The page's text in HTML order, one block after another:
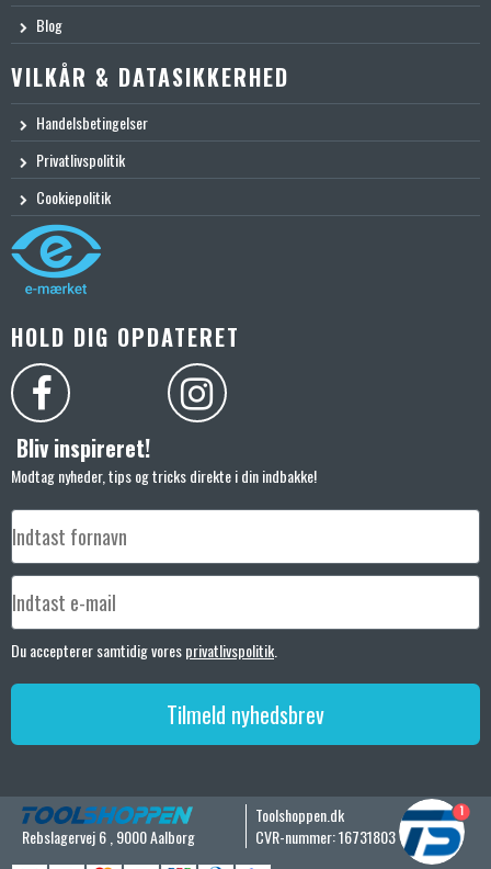
Blog
VILKÅR & DATASIKKERHED
Handelsbetingelser
Privatlivspolitik
Cookiepolitik
HOLD DIG OPDATERET
Bliv inspireret!
Modtag nyheder, tips og tricks direkte i din indbakke!
Du accepterer samtidig voresprivatlivspolitik
Tilmeld nyhedsbrev
Toolshoppen.dk
Rebslagervej 6 9000 Aalborg CVR-nummer:16731803
1